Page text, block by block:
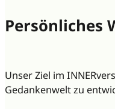
Persönliches
Unser Ziel im
Gedankenwelt zu